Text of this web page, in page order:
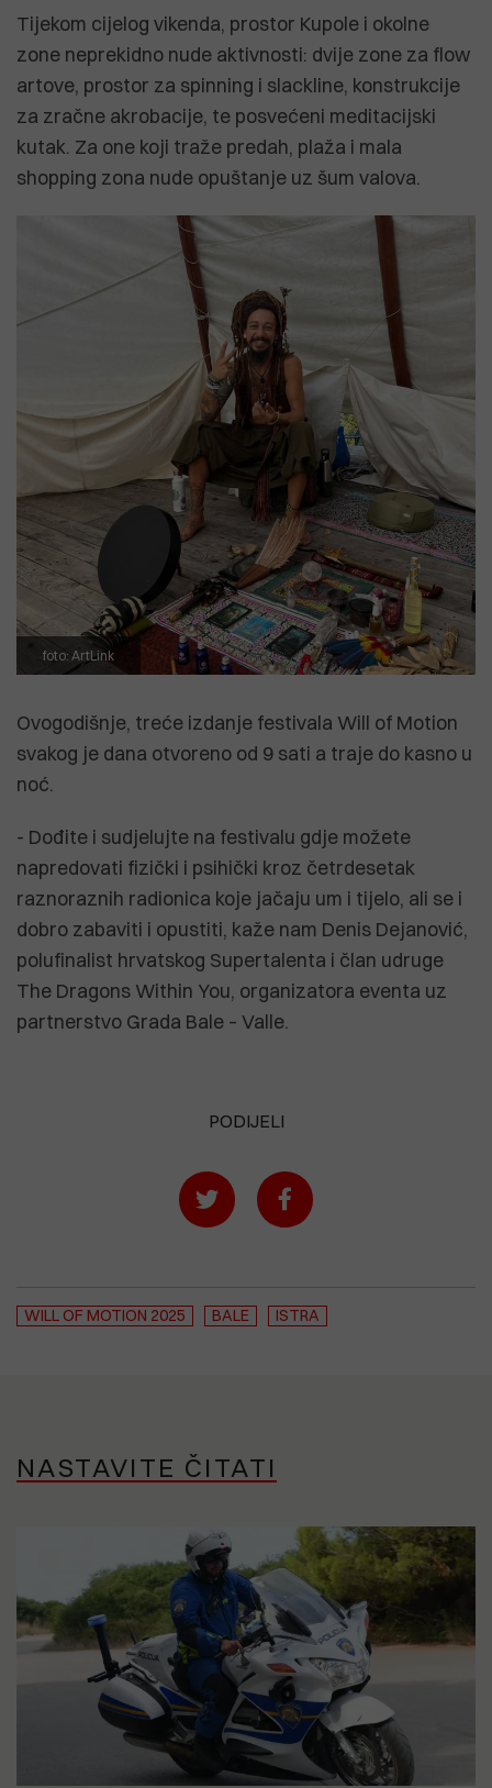
Tijekom cijelog vikenda, prostor Kupole i okolne
zone neprekidno nude aktivnosti: dvije zone za flow
artove, prostor za spinning i slackline, konstrukcije
za zračne akrobacije, te posvećeni meditacijski
kutak. Za one koji traže predah, plaža i mala
shopping zona nude opuštanje uz šum valova.
foto: ArtLink
Ovogodišnje, treće izdanje festivala Will of Motion
svakog je dana otvoreno od 9 sati a traje do kasno u
noć.
- Dođite i sudjelujte na festivalu gdje možete
napredovati fizički i psihički kroz četrdesetak
raznoraznih radionica koje jačaju um i tijelo, ali se i
dobro zabaviti i opustiti, kaže nam Denis Dejanović,
polufinalist hrvatskog Supertalenta i član udruge
The Dragons Within You, organizatora eventa uz
partnerstvo Grada Bale – Valle.
PODIJELI
WILL OF MOTION 2025 BALE ISTRA
NASTAVITE ČITATI